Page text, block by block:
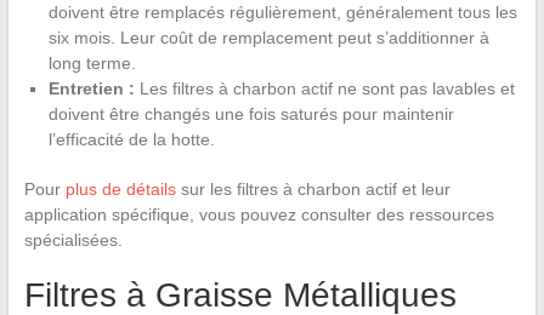
doivent être remplacés régulièrement, généralement tous les
six mois. Leur coût de remplacement peut s’additionner à
long terme.
Entretien : Les filtres à charbon actif ne sont pas lavables et
doivent être changés une fois saturés pour maintenir
l’efficacité de la hotte.
Pour plus de détailssur les filtres à charbon actif et leur
application spécifique, vous pouvez consulter des ressources
spécialisées.
Filtres à Graisse Métalliques